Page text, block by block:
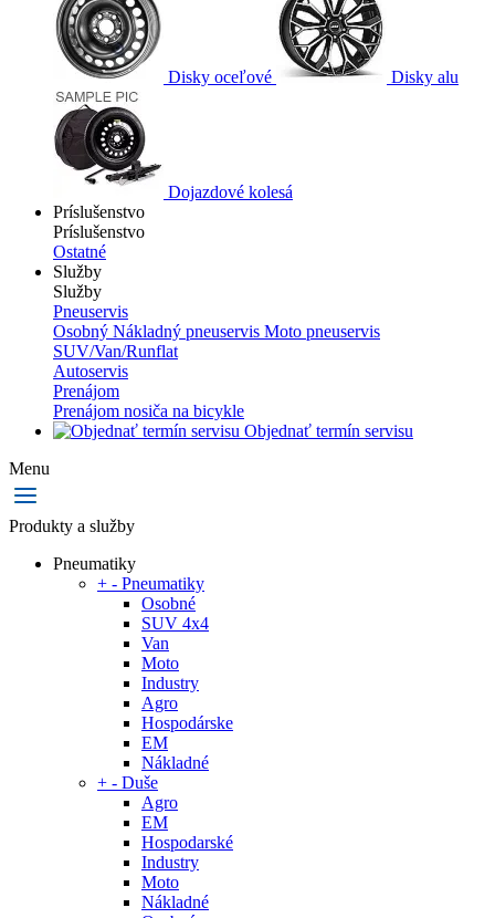
Disky oceľové Disky alu
Dojazdové kolesá
Príslušenstvo
Príslušenstvo
Ostatné
Služby
Služby
Pneuservis
Osobný Nákladný pneuservis Moto pneuservis
SUV/Van/Runflat
Autoservis
Prenájom
Prenájom nosiča na bicykle
Objednať termín servisu
Menu
Produkty a služby
Pneumatiky
+ - Pneumatiky
Osobné
SUV 4x4
Van
Moto
Industry
Agro
Hospodárske
EM
Nákladné
+ - Duše
Agro
EM
Hospodarské
Industry
Moto
Nákladné